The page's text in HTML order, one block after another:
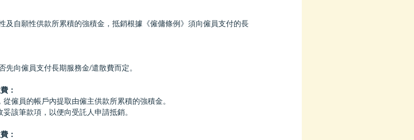
及自願性供款所累積的強積金，抵銷根據《僱傭條例》須向僱員支付的長
向僱員支付長期服務金/遣散費而定。
：
僱員的帳戶內提取由僱主供款所累積的強積金。
該筆款項，以便向受託人申請抵銷。
：